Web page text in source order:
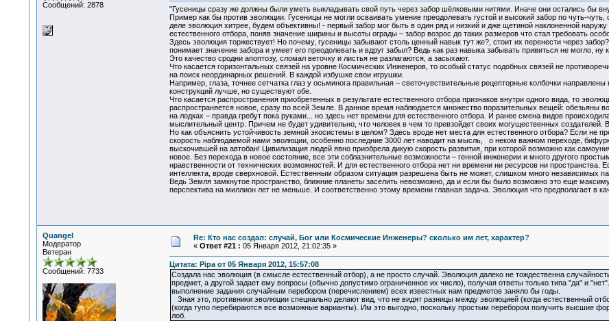
Сообщений: 2878
"Гусеницы сразу же должны были уметь выкладывать свой путь через забор шёлковыми нитями. Иначе они остались бы
Пример как бы против эволюции. Гусеницы не могли осваивать умение преодолевать густой и высокий забор по чуть-
деле эволюция хитрее, будем объективны! - первый забор мог быть в один ряд и низкий и дже щетиной наклоненной
естественного отбора, поняв значение ширины и высоты ограды – забор возрос до таких размеров что стал требовать
Здесь эволюция торжествует! Но почему, гусеницы забывают столь ценный навык тут же?, стоит их перенести через
понимает значение забора и умеет его преодолевать и вдруг забыл? Ведь как раз навыка забывать привиться не могло, ну
Это качество сродни апоптозу, сломал веточку и листья не разлагаются, а засыхают.
Что касается горизонтальных связей на уровне Космических Инженеров, то особый статус подобных связей не
на поиск неординарных решений. В каждой избушке свои игрушки.
Например, глаза, точнее сетчатка глаз у осьминога правильная – светочувствительные рецепторные колбочки
конструкций лучше, но существуют обе.
Что касается распространения приобретенных в результате естественного отбора признаков внутри одного вида, то
распространяется новое, сразу по всей Земле. В данное время наблюдается множество поразительных вещей: обезьяны
на лодках – правда гребут пока руками... но здесь нет времени для естественного отбора. И ранее смена видов
мыслительный центр. Причем не будет удивительно, что человек в чем то превзойдет своих могущественных создателей.
Но как объяснить устойчивость земной экосистемы в целом? Здесь вроде нет места для естественного отбора? Если не
скорость наблюдаемой нами эволюции, особенно последние 3000 лет наводит на мысль, о неком важном переходе,
выскочившей на автобан! Цивилизация людей явно приобрела дикую скорость развития, при которой возможно как
новое. Без перехода в новое состояние, все эти соблазнительные возможности – генной инженерии и много другого
нравственности от технических возможностей. И для естественного отбора нет ни времени ни ресурсов ни
интеллекта, вроде сверхновой. Естественным образом ситуация разрешена быть не может, слишком много независимых
Ведь Земля замкнутое пространство, ближние планеты заселить невозможно, да и если бы было возможно это еще
перспектива на миллион лет не меньше. И соответственно этому времени главная задача. Эволюция что предполагает в
Quangel
Модератор
Ветеран
Сообщений: 7733
Re: Кто нас создал: случай, Бог или Космические Инженеры? сколько им лет, характер?
« Ответ #21 : 05 Января 2012, 21:02:35 »
Цитата: Pipa от 05 Января 2012, 15:57:08
Создала нас эволюция (в смысле естественный отбор), а не просто случай. Эволюция далеко не тождественна
предмет, а другой задает ему вопросы (обычно допустимо ограниченное их число), получая ответы только типа "да" и
выполнение задания случайным перебором (перечислением) всех известных нам предметов заняло бы годы.
Зная это, противники эволюции специально делают вид, что не видят разницы между эволюцией (когда естественный
(когда тупо перебираются все возможные варианты). Им это выгодно, поскольку простым перебором получить высшие
лоб.